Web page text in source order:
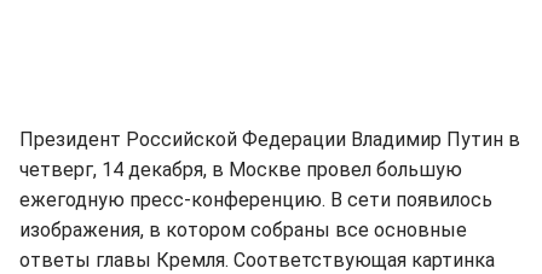
Президент Российской Федерации Владимир Путин в
четверг, 14 декабря, в Москве провел большую
ежегодную пресс-конференцию. В сети появилось
изображения, в котором собраны все основные
ответы главы Кремля. Соответствующая картинка